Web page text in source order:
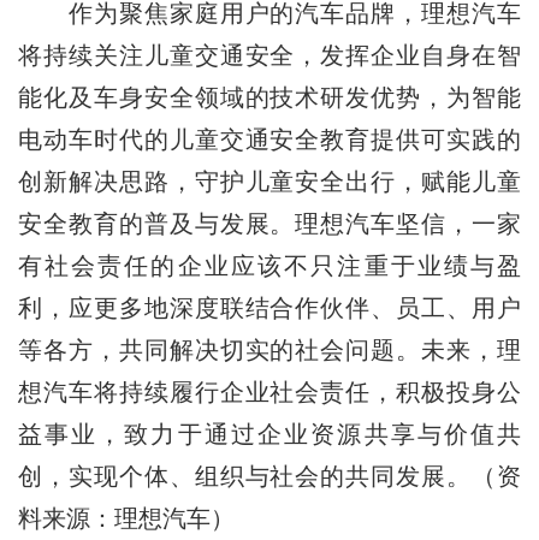
作为聚焦家庭用户的汽车品牌，理想汽车
将持续关注儿童交通安全，发挥企业自身在智
能化及车身安全领域的技术研发优势，为智能
电动车时代的儿童交通安全教育提供可实践的
创新解决思路，守护儿童安全出行，赋能儿童
安全教育的普及与发展。理想汽车坚信，一家
有社会责任的企业应该不只注重于业绩与盈
利，应更多地深度联结合作伙伴、员工、用户
等各方，共同解决切实的社会问题。未来，理
想汽车将持续履行企业社会责任，积极投身公
益事业，致力于通过企业资源共享与价值共
创，实现个体、组织与社会的共同发展。（资
料来源：理想汽车）